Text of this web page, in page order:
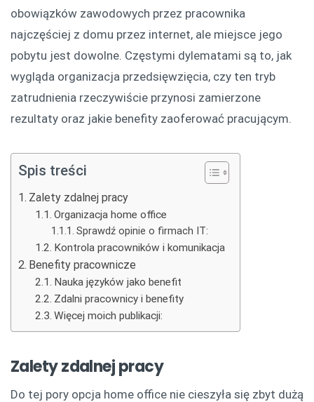
obowiązków zawodowych przez pracownika
najczęściej z domu przez internet, ale miejsce jego
pobytu jest dowolne. Częstymi dylematami są to, jak
wygląda organizacja przedsięwzięcia, czy ten tryb
zatrudnienia rzeczywiście przynosi zamierzone
rezultaty oraz jakie benefity zaoferować pracującym.
Spis treści
Zalety zdalnej pracy
Organizacja home office
Sprawdź opinie o firmach IT:
Kontrola pracowników i komunikacja
Benefity pracownicze
Nauka języków jako benefit
Zdalni pracownicy i benefity
Więcej moich publikacji:
Zalety zdalnej pracy
Do tej pory opcja home office nie cieszyła się zbyt dużą